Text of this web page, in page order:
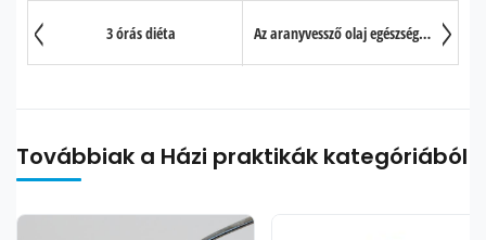
3 órás diéta Az aranyvessző olaj egészségre gyakorolt jótékony hatása 10 pontban
Továbbiak a Házi praktikák kategóriából